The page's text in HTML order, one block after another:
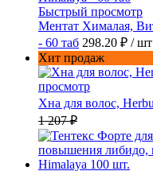
Быстрый просмотр
Ментат Хималая,
- 60 таб 298.20 ₽ / шт
Хит продаж
просмотр
Хна для волос,
1 207 ₽